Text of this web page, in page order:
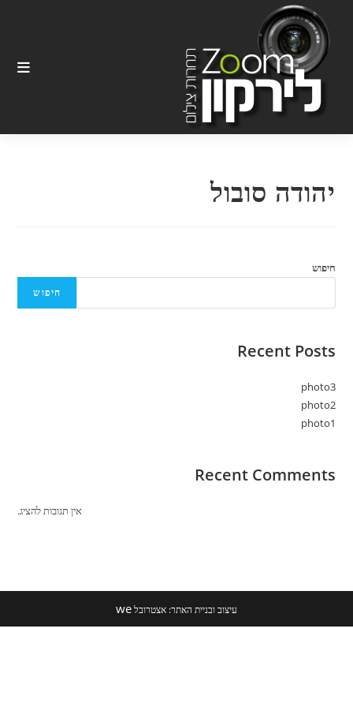
content
יהודה סובול
חיפוש
חיפוש
Recent Posts
photo3
photo2
photo1
Recent Comments
אין תגובות להציג.
עיצוב ובניית האתר: אצטרובלwe